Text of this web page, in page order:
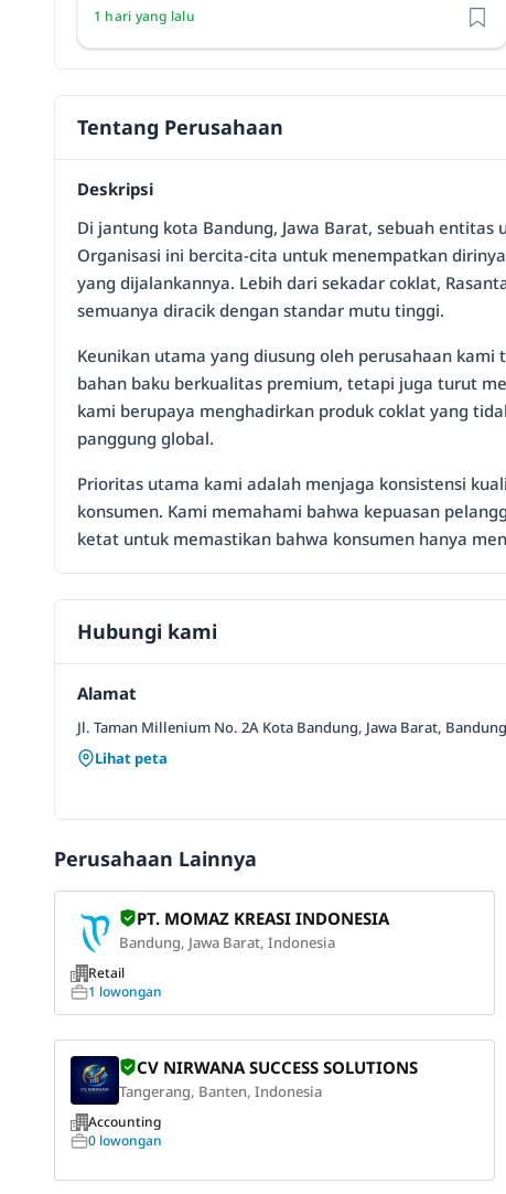
1 hari yang lalu
Tentang Perusahaan
Deskripsi
Di jantung kota Bandung, Jawa Barat, sebuah
Organisasi ini bercita-cita untuk menempatkan
yang dijalankannya. Lebih dari sekadar coklat,
semuanya diracik dengan standar mutu tinggi.
Keunikan utama yang diusung oleh perusahaan
bahan baku berkualitas premium, tetapi juga turut
kami berupaya menghadirkan produk coklat yang
panggung global.
Prioritas utama kami adalah menjaga konsistensi
konsumen. Kami memahami bahwa kepuasan
ketat untuk memastikan bahwa konsumen hanya
Hubungi kami
Alamat
Jl. Taman Millenium No. 2A Kota Bandung, Jawa Barat,
Lihat peta
Perusahaan Lainnya
PT. MOMAZ KREASI INDONESIA
Bandung, Jawa Barat, Indonesia
Retail
1 lowongan
CV NIRWANA SUCCESS SOLUTIONS
Tangerang, Banten, Indonesia
Accounting
0 lowongan